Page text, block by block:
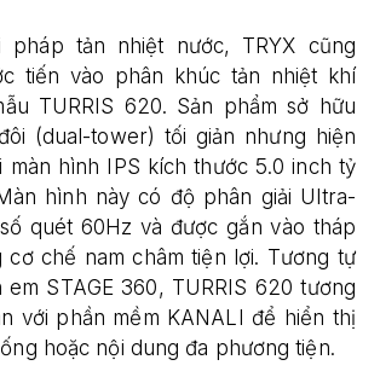
pháp tản nhiệt nước, TRYX cũng
tiến vào phân khúc tản nhiệt khí
TURRIS 620. Sản phẩm sở hữu
(dual-tower) tối giản nhưng hiện
màn hình IPS kích thước 5.0 inch tỷ
hình này có độ phân giải Ultra-
quét 60Hz và được gắn vào tháp
cơ chế nam châm tiện lợi. Tương tự
STAGE 360, TURRIS 620 tương
với phần mềm KANALI để hiển thị
hoặc nội dung đa phương tiện.